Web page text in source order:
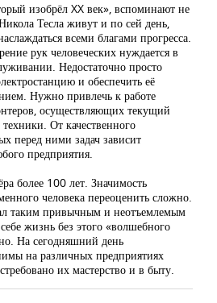
изобрёл XX век», вспоминают не
Тесла живут и по сей день,
всеми благами прогресса.
рук человеческих нуждается в
Недостаточно просто
и обеспечить её
Нужно привлечь к работе
осуществляющих текущий
От качественного
перед ними задач зависит
предприятия.
более 100 лет. Значимость
человека переоценить сложно.
таким привычным и неотъемлемым
жизнь без этого «волшебного
На сегодняшний день
на различных предприятиях
их мастерство и в быту.